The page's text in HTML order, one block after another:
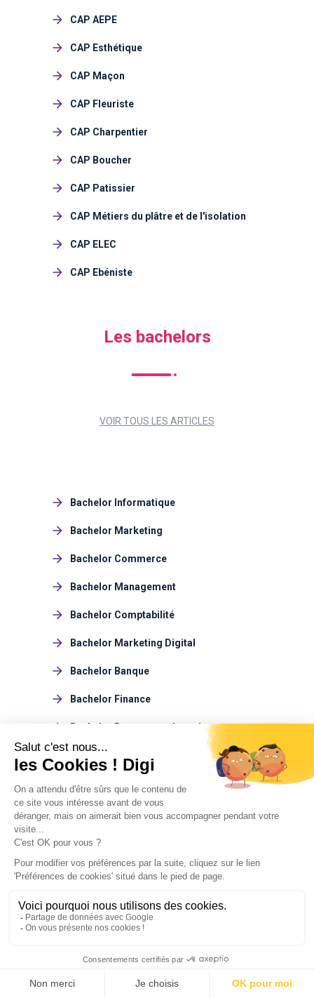
CAP AEPE
CAP Esthétique
CAP Maçon
CAP Fleuriste
CAP Charpentier
CAP Boucher
CAP Patissier
CAP Métiers du plâtre et de l'isolation
CAP ELEC
CAP Ebéniste
Les bachelors
VOIR TOUS LES ARTICLES
Bachelor Informatique
Bachelor Marketing
Bachelor Commerce
Bachelor Management
Bachelor Comptabilité
Bachelor Marketing Digital
Bachelor Banque
Bachelor Finance
Bachelor Ressources humaines
Bachelor Management du sport
Bachelor Design
Bachelor Environnement
Bachelor Marketing du luxe
Voir tous les Bachelors